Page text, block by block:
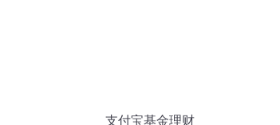
支付宝基金理财